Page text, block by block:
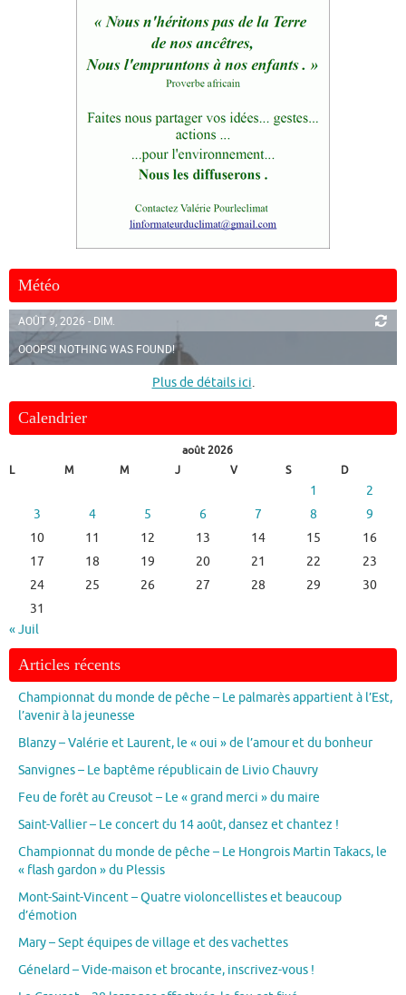
Météo
AOÛT 9, 2026 - DIM.
OOOPS! NOTHING WAS FOUND!
Plus de détails ici.
Calendrier
août 2026
L
M M J V S D
1
2
3
4 5 6 7 8
9
10
11 12 13 14 15
16
17
18 19 20 21 22
23
24
25 26 27 28 29
30
31
« Juil
Articles récents
Championnat du monde de pêche – Le palmarès appartient à l’Est,
l’avenir à la jeunesse
Blanzy – Valérie et Laurent, le « oui » de l’amour et du bonheur
Sanvignes – Le baptême républicain de Livio Chauvry
Feu de forêt au Creusot – Le « grand merci » du maire
Saint-Vallier – Le concert du 14 août, dansez et chantez !
Championnat du monde de pêche – Le Hongrois Martin Takacs, le
« flash gardon » du Plessis
Mont-Saint-Vincent – Quatre violoncellistes et beaucoup
d’émotion
Mary – Sept équipes de village et des vachettes
Génelard – Vide-maison et brocante, inscrivez-vous !